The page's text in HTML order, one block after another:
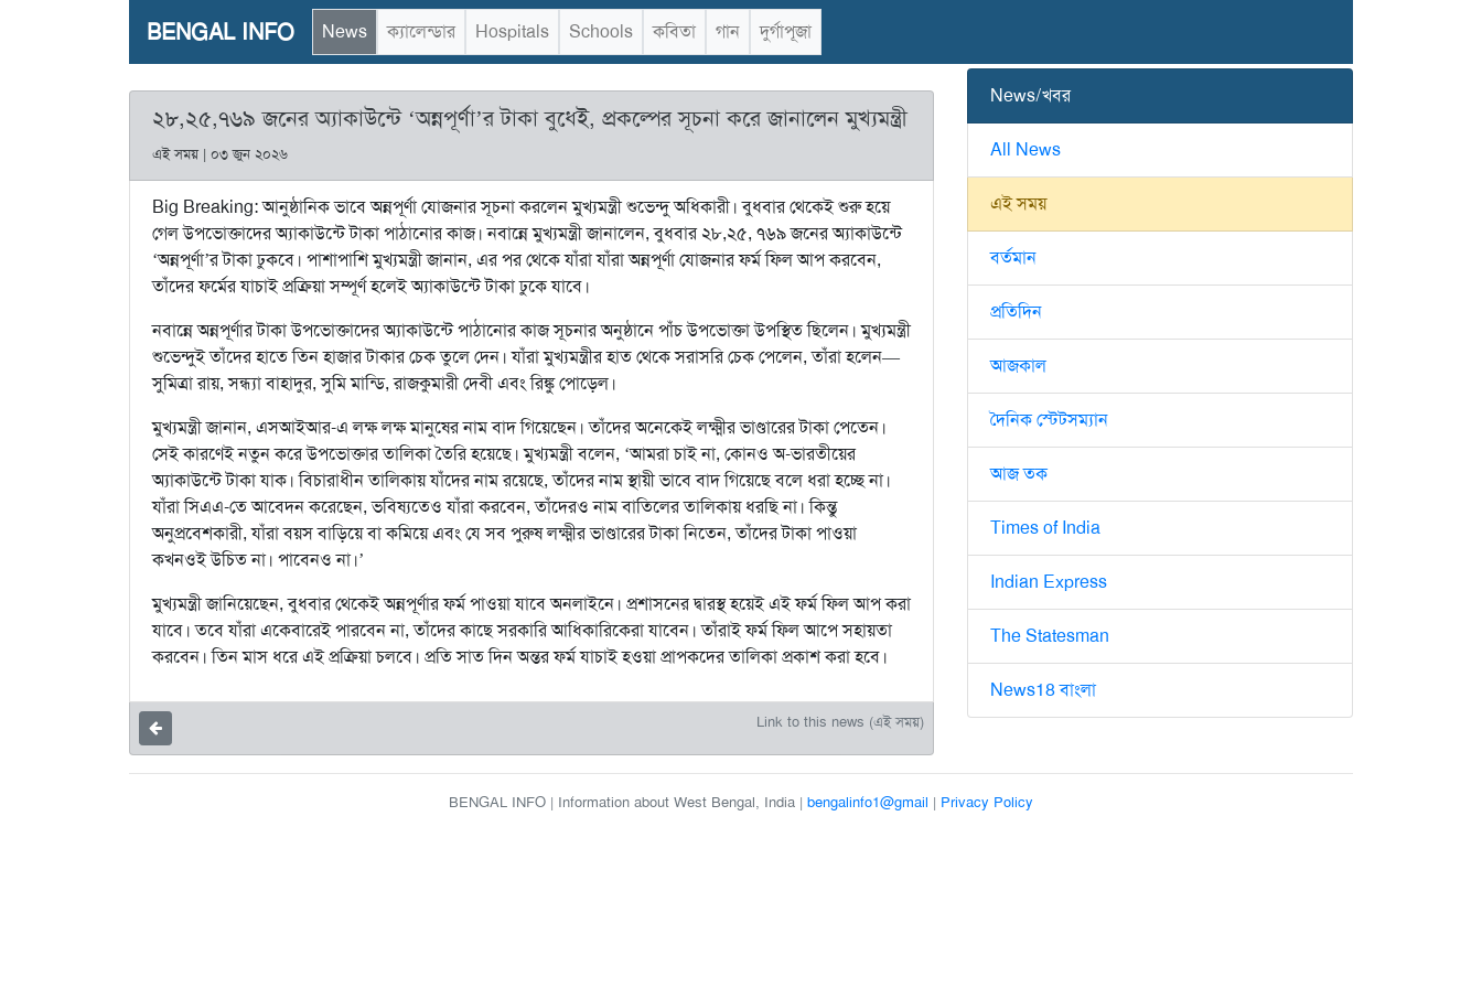
BENGAL INFO News ক্যালেন্ডার Hospitals Schools কবিতা গান দুর্গাপূজা
২৮,২৫,৭৬৯ জনের অ্যাকাউন্টে ‘অন্নপূর্ণা’র টাকা বুধেই, প্রকল্পের সূচনা করে জানালেন মুখ্যমন্ত্রী
এই সময় | ০৩ জুন ২০২৬
Big Breaking: আনুষ্ঠানিক ভাবে অন্নপূর্ণা যোজনার সূচনা করলেন মুখ্যমন্ত্রী শুভেন্দু অধিকারী। বুধবার থেকেই শুরু হয়ে
গেল উপভোক্তাদের অ্যাকাউন্টে টাকা পাঠানোর কাজ। নবান্নে মুখ্যমন্ত্রী জানালেন, বুধবার ২৮,২৫, ৭৬৯ জনের অ্যাকাউন্টে
‘অন্নপূর্ণা’র টাকা ঢুকবে। পাশাপাশি মুখ্যমন্ত্রী জানান, এর পর থেকে যাঁরা যাঁরা অন্নপূর্ণা যোজনার ফর্ম ফিল আপ করবেন,
তাঁদের ফর্মের যাচাই প্রক্রিয়া সম্পূর্ণ হলেই অ্যাকাউন্টে টাকা ঢুকে যাবে।
নবান্নে অন্নপূর্ণার টাকা উপভোক্তাদের অ্যাকাউন্টে পাঠানোর কাজ সূচনার অনুষ্ঠানে পাঁচ উপভোক্তা উপস্থিত ছিলেন। মুখ্যমন্ত্রী
শুভেন্দুই তাঁদের হাতে তিন হাজার টাকার চেক তুলে দেন। যাঁরা মুখ্যমন্ত্রীর হাত থেকে সরাসরি চেক পেলেন, তাঁরা হলেন—
সুমিত্রা রায়, সন্ধ্যা বাহাদুর, সুমি মান্ডি, রাজকুমারী দেবী এবং রিঙ্কু পোড়েল।
মুখ্যমন্ত্রী জানান, এসআইআর-এ লক্ষ লক্ষ মানুষের নাম বাদ গিয়েছেন। তাঁদের অনেকেই লক্ষ্মীর ভাণ্ডারের টাকা পেতেন।
সেই কারণেই নতুন করে উপভোক্তার তালিকা তৈরি হয়েছে। মুখ্যমন্ত্রী বলেন, ‘আমরা চাই না, কোনও অ-ভারতীয়ের
অ্যাকাউন্টে টাকা যাক। বিচারাধীন তালিকায় যাঁদের নাম রয়েছে, তাঁদের নাম স্থায়ী ভাবে বাদ গিয়েছে বলে ধরা হচ্ছে না।
যাঁরা সিএএ-তে আবেদন করেছেন, ভবিষ্যতেও যাঁরা করবেন, তাঁদেরও নাম বাতিলের তালিকায় ধরছি না। কিন্তু
অনুপ্রবেশকারী, যাঁরা বয়স বাড়িয়ে বা কমিয়ে এবং যে সব পুরুষ লক্ষ্মীর ভাণ্ডারের টাকা নিতেন, তাঁদের টাকা পাওয়া
কখনওই উচিত না। পাবেনও না।’
মুখ্যমন্ত্রী জানিয়েছেন, বুধবার থেকেই অন্নপূর্ণার ফর্ম পাওয়া যাবে অনলাইনে। প্রশাসনের দ্বারস্থ হয়েই এই ফর্ম ফিল আপ করা
যাবে। তবে যাঁরা একেবারেই পারবেন না, তাঁদের কাছে সরকারি আধিকারিকেরা যাবেন। তাঁরাই ফর্ম ফিল আপে সহায়তা
করবেন। তিন মাস ধরে এই প্রক্রিয়া চলবে। প্রতি সাত দিন অন্তর ফর্ম যাচাই হওয়া প্রাপকদের তালিকা প্রকাশ করা হবে।
Link to this news (এই সময়)
News/খবর
All News
এই সময়
বর্তমান
প্রতিদিন
আজকাল
দৈনিক স্টেটসম্যান
আজ তক
Times of India
Indian Express
The Statesman
News18 বাংলা
BENGAL INFO | Information about West Bengal, India | bengalinfo1@gmail | Privacy Policy